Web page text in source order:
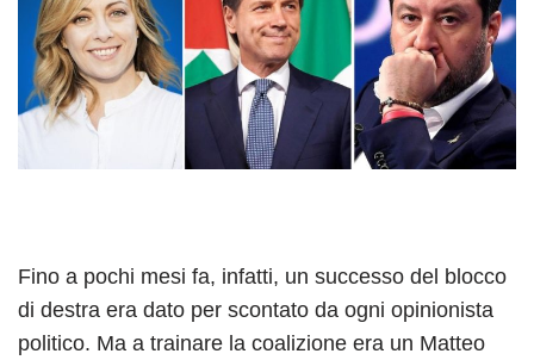
Fino a pochi mesi fa, infatti, un successo del blocco
di destra era dato per scontato da ogni opinionista
politico. Ma a trainare la coalizione era un Matteo